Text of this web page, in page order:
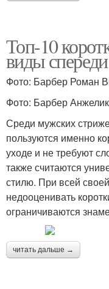
Топ-10
виды
Фото: Барбер Роман
Фото: Барбер
Среди мужских
пользуются именно
уходе и не требуют
также считаются
стилю. При всей
недооценивать
ограничиваются
читать дальше →